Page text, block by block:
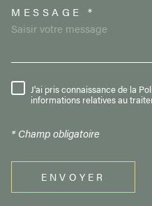
MESSAGE *
J'ai pris connaissance de la
informations relatives au
* Champ obligatoire
ENVOYER